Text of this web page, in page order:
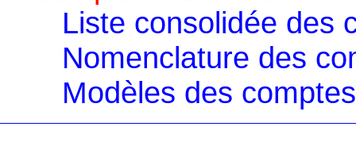
Liste consolidée des
Nomenclature des
Modèles des